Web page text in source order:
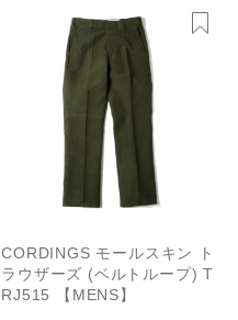
CORDINGS モールスキン ト
ラウザーズ (ベルトループ) T
RJ515 【MENS】